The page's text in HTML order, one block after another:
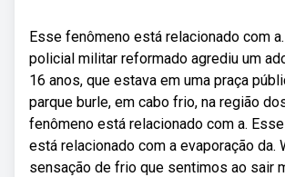
Esse fenômeno está relacionado com
policial militar reformado agrediu um
16 anos, que estava em uma praça
parque burle, em cabo frio, na região
fenômeno está relacionado com a.
está relacionado com a evaporação da.
sensação de frio que sentimos ao sair